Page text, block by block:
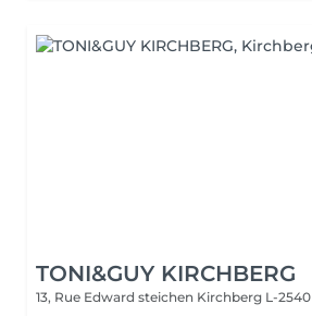
TONI&GUY KIRCHBERG
13, Rue Edward steichen Kirchberg L-2540